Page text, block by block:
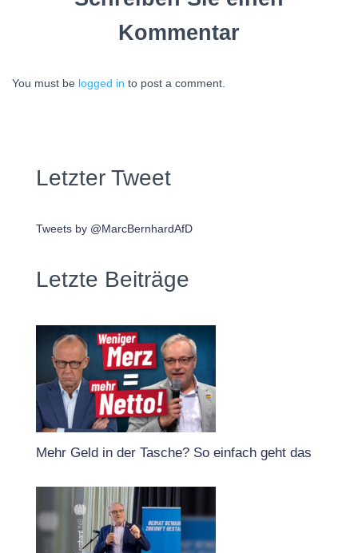
Kommentar
You must be logged in to post a comment.
Letzter Tweet
Tweets by @MarcBernhardAfD
Letzte Beiträge
Mehr Geld in der Tasche? So einfach geht das